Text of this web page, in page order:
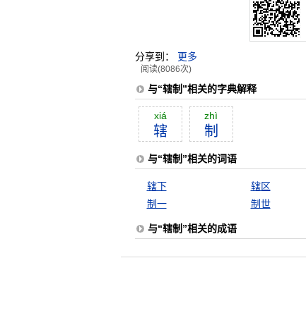
分享到： 更多
阅读(8086次)
与“辖制”相关的字典解释
xiá
辖
zhì
制
与“辖制”相关的词语
辖下 辖区
制一
制世
与“辖制”相关的成语